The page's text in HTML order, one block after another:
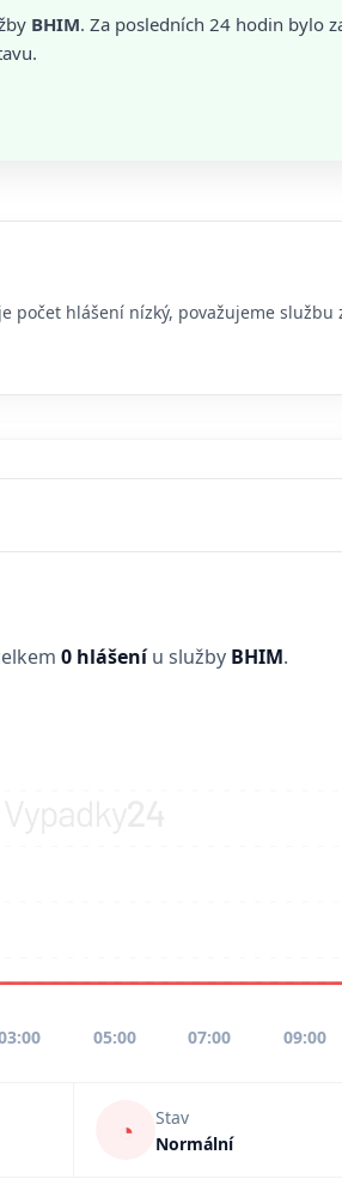
BHIM. Za posledních 24 hodin bylo
počet hlášení nízký, považujeme službu
0 hlášeníu služby BHIM.
05:00 07:00 09:00
◔
Stav
Normální